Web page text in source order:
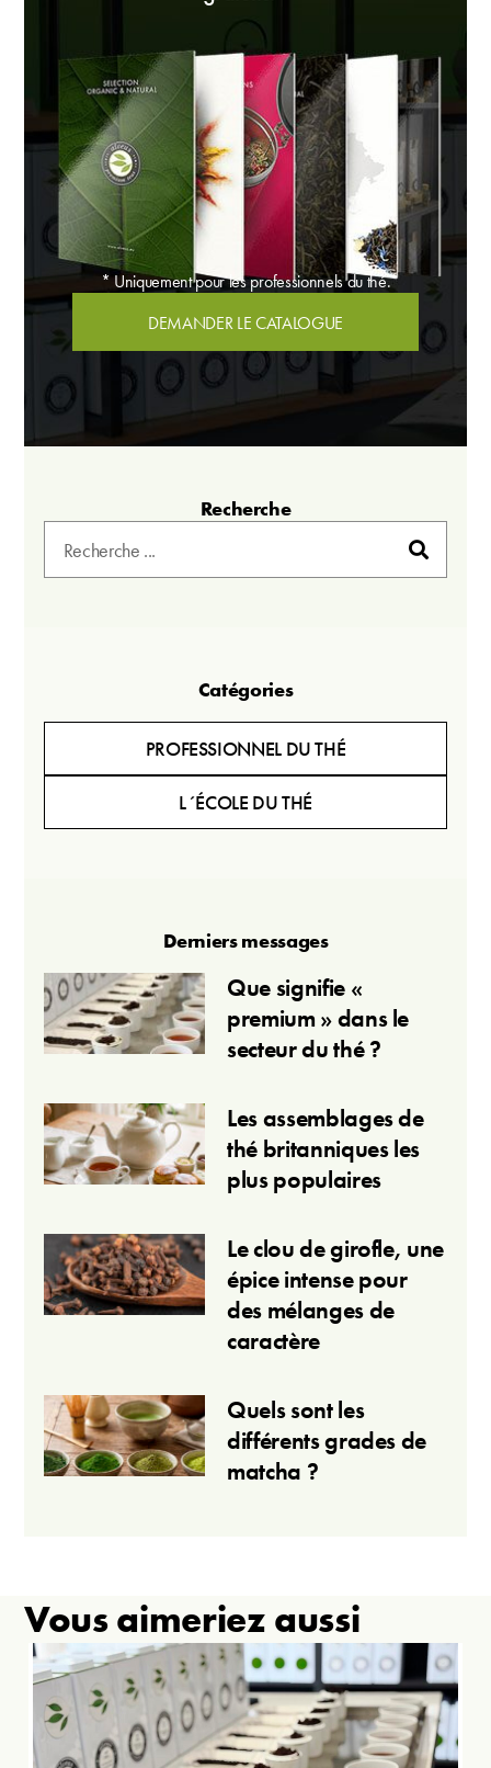
* Uniquement pour les professionnels du thé.
DEMANDER LE CATALOGUE
Recherche
Catégories
PROFESSIONNEL DU THÉ
L´ÉCOLE DU THÉ
Derniers messages
Que signifie «
premium » dans le
secteur du thé ?
Les assemblages de
thé britanniques les
plus populaires
Le clou de girofle, une
épice intense pour
des mélanges de
caractère
Quels sont les
différents grades de
matcha ?
Vous aimeriez aussi